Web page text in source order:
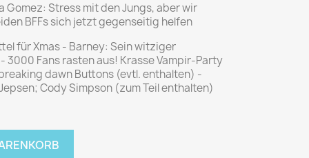
Metal Hammer
Rolling Stone
neue mode
Ottobre
Sports Illustrated
Verena
Vogue
Rat
Gomez: Stress mit den Jungs, aber wir
BFFs sich jetzt gegenseitig helfen
für Xmas - Barney: Sein witziger
3000 Fans rasten aus! Krasse Vampir-Party
dawn Buttons (evtl. enthalten) -
Cody Simpson (zum Teil enthalten)